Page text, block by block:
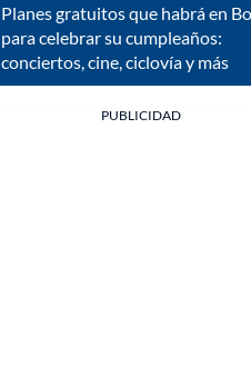
Planes gratuitos que habrá en
para celebrar su cumpleaños:
conciertos, cine, ciclovía y más
PUBLICIDAD